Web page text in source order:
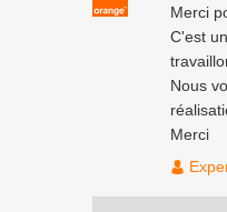
Merci
C'est
Nous
Merci